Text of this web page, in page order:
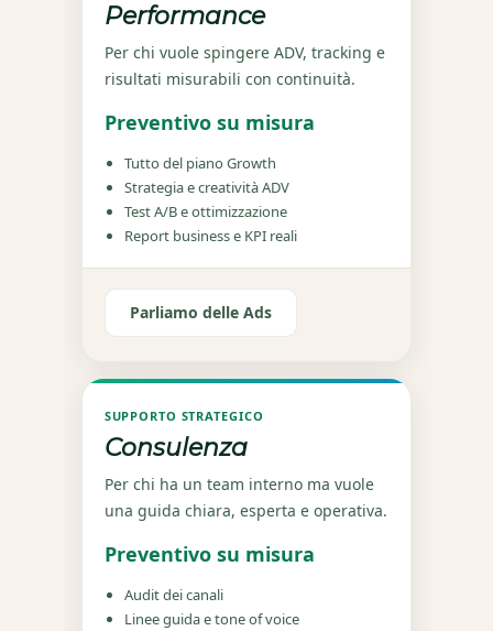
Performance
Per chi vuole spingere ADV, tracking e
risultati misurabili con continuità.
Preventivo su misura
Tutto del piano Growth
Strategia e creatività ADV
Test A/B e ottimizzazione
Report business e KPI reali
Parliamo delle Ads
SUPPORTO STRATEGICO
Consulenza
Per chi ha un team interno ma vuole
una guida chiara, esperta e operativa.
Preventivo su misura
Audit dei canali
Linee guida e tone of voice